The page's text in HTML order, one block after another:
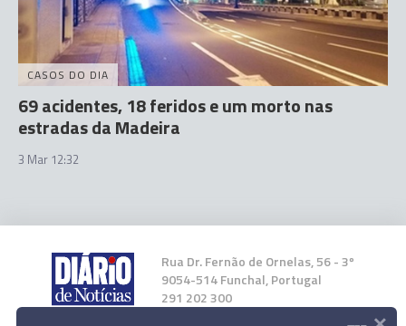
CASOS DO DIA
69 acidentes, 18 feridos e um morto nas
estradas da Madeira
3 Mar 12:32
Rua Dr. Fernão de Ornelas, 56 - 3º
9054-514 Funchal, Portugal
291 202 300